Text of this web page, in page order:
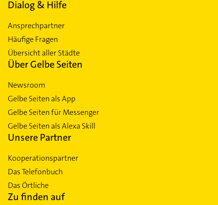
Dialog & Hilfe
Ansprechpartner
Häufige Fragen
Übersicht aller Städte
Über Gelbe Seiten
Newsroom
Gelbe Seiten als App
Gelbe Seiten für Messenger
Gelbe Seiten als Alexa Skill
Unsere Partner
Kooperationspartner
Das Telefonbuch
Das Örtliche
Zu finden auf